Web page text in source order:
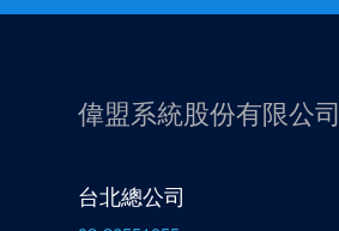
偉盟系統股份有限公司
台北總公司